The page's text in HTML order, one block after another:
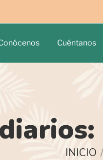
Cuéntanos
Estás aquí:
INICIO